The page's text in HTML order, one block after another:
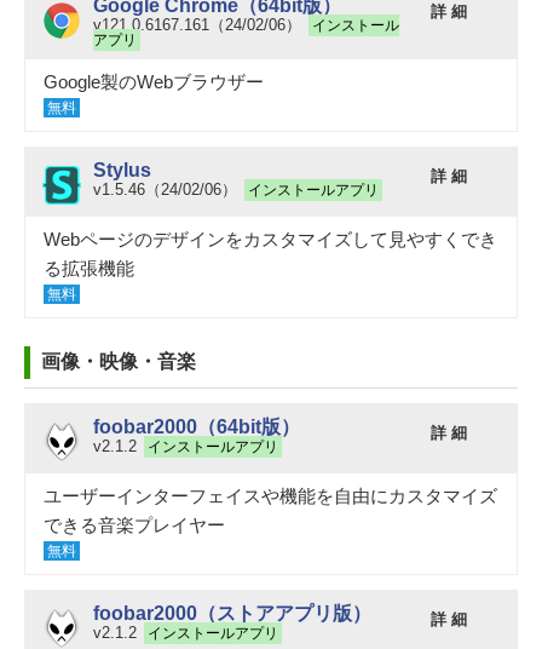
Google Chrome（64bit版）
v121.0.6167.161（24/02/06）
インストール
アプリ
詳 細
Google製のWebブラウザー
無料
Stylus
v1.5.46（24/02/06） インストールアプリ
詳 細
Webページのデザインをカスタマイズして見やすくでき
る拡張機能
無料
画像・映像・音楽
foobar2000（64bit版）
v2.1.2 インストールアプリ
詳 細
ユーザーインターフェイスや機能を自由にカスタマイズ
できる音楽プレイヤー
無料
foobar2000（ストアアプリ版）
v2.1.2 インストールアプリ
詳 細